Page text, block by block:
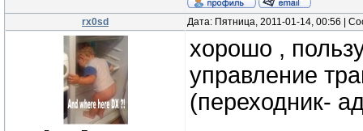
rx0sd Дата: Пятница, 2011-01-14, 00:56 |
хорошо ,
управление
(переходник-